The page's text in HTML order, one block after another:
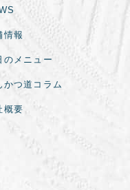
情報
のメニュー
かつ道コラム
概要